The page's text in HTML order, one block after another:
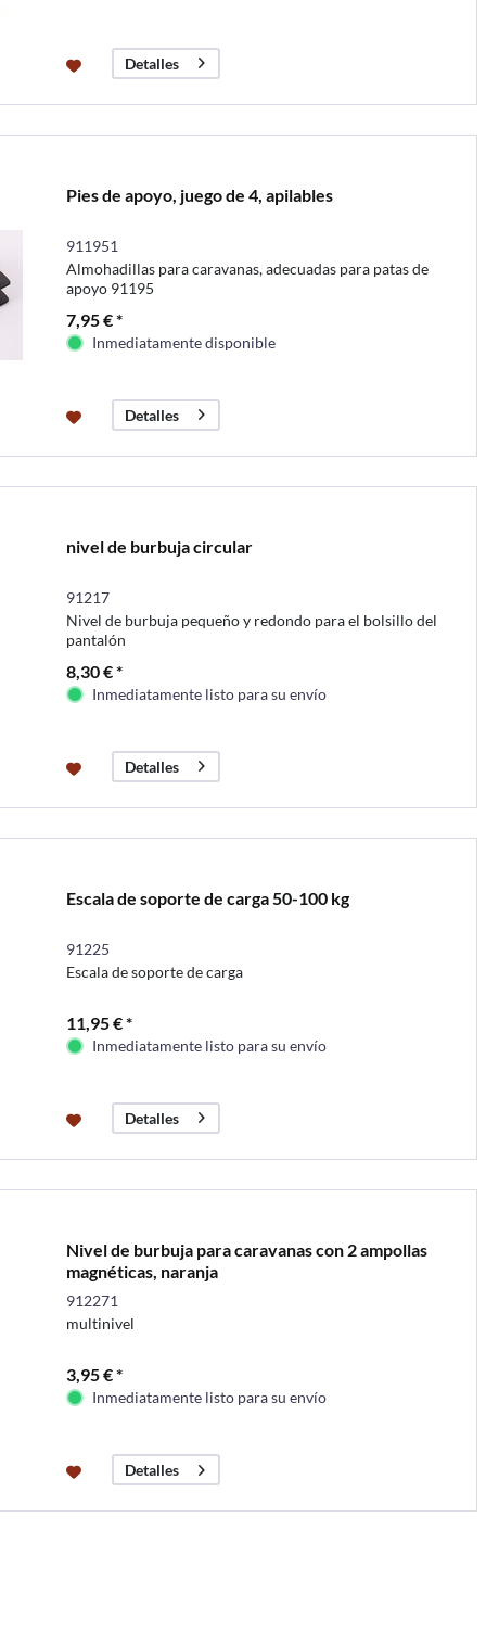
Detalles
Pies de apoyo, juego de 4, apilables
911951
Almohadillas para caravanas, adecuadas para patas de
apoyo 91195
7,95 € *
Inmediatamente disponible
Detalles
nivel de burbuja circular
91217
Nivel de burbuja pequeño y redondo para el bolsillo del
pantalón
8,30 € *
Inmediatamente listo para su envío
Detalles
Escala de soporte de carga 50-100 kg
91225
Escala de soporte de carga
11,95 € *
Inmediatamente listo para su envío
Detalles
Nivel de burbuja para caravanas con 2 ampollas
magnéticas, naranja
912271
multinivel
3,95 € *
Inmediatamente listo para su envío
Detalles